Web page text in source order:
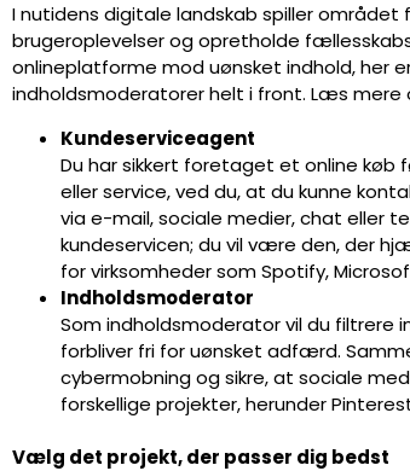
I nutidens digitale landskab spiller
brugeroplevelser og opretholde
onlineplatforme mod uønsket indhold, her
indholdsmoderatorer helt i front. Læs mere
Kundeserviceagent
Du har sikkert foretaget et online køb
eller service, ved du, at du kunne
via e-mail, sociale medier, chat eller
kundeservicen; du vil være den, der
for virksomheder som Spotify,
Indholdsmoderator
Som indholdsmoderator vil du filtrere
forbliver fri for uønsket adfærd.
cybermobning og sikre, at sociale
forskellige projekter, herunder
Vælg det projekt, der passer dig bedst